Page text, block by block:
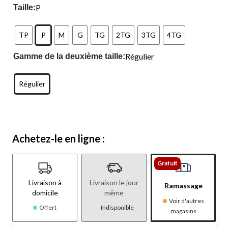
Taille:P
TP P M G TG 2TG 3TG 4TG
Gamme de la deuxième taille:Régulier
Régulier
Achetez-le en ligne :
Livraison à
domicile
Offert
Livraison le jour
même
Indisponible
Gratuit
Ramassage
Voir d'autres
magasins